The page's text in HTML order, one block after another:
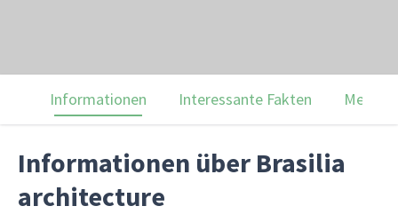
Informationen Interessante Fakten
Informationen über Brasilia
architecture